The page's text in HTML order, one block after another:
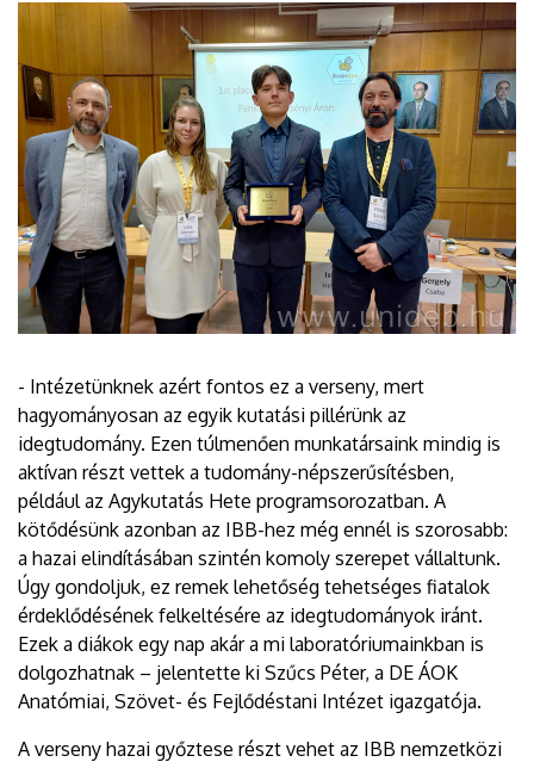
- Intézetünknek azért fontos ez a verseny, mert
hagyományosan az egyik kutatási pillérünk az
idegtudomány. Ezen túlmenően munkatársaink mindig is
aktívan részt vettek a tudomány-népszerűsítésben,
például az Agykutatás Hete programsorozatban. A
kötődésünk azonban az IBB-hez még ennél is szorosabb:
a hazai elindításában szintén komoly szerepet vállaltunk.
Úgy gondoljuk, ez remek lehetőség tehetséges fiatalok
érdeklődésének felkeltésére az idegtudományok iránt.
Ezek a diákok egy nap akár a mi laboratóriumainkban is
dolgozhatnak – jelentette ki Szűcs Péter, a DE ÁOK
Anatómiai, Szövet- és Fejlődéstani Intézet igazgatója.
A verseny hazai győztese részt vehet az IBB nemzetközi